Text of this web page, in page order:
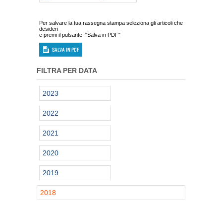
Per salvare la tua rassegna stampa seleziona gli articoli che
desideri
e premi il pulsante: "Salva in PDF"
FILTRA PER DATA
2023
2022
2021
2020
2019
2018